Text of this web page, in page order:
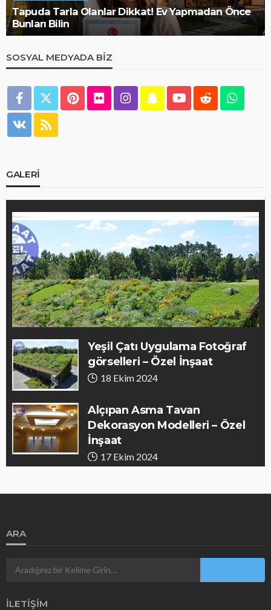
Tapuda Tarla Olanlar Dikkat! Ev Yapmadan Önce
Bunları Bilin
SOSYAL MEDYADA BIZ
GALERI
Yeşil Çatı Uygulama Fotoğraf
görselleri – Özel İnşaat
18 Ekim 2024
Alçıpan Asma Tavan
Dekorasyon Modelleri – Özel
İnşaat
17 Ekim 2024
Fotoğrafları – Özel İnşaat
17 Ekim 2024
ARA
İLETIŞIM